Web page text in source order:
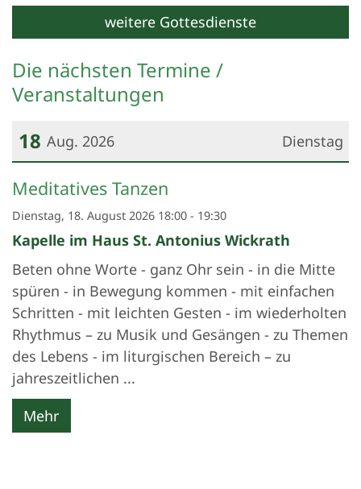
weitere Gottesdienste
Die nächsten Termine /
Veranstaltungen
Dienstag
18 Aug. 2026
Datum: 18. August 2026
Meditatives Tanzen
Dienstag, 18. August 2026 18:00 - 19:30
Kapelle im Haus St. Antonius Wickrath
Beten ohne Worte - ganz Ohr sein - in die Mitte
spüren - in Bewegung kommen - mit einfachen
Schritten - mit leichten Gesten - im wiederholten
Rhythmus – zu Musik und Gesängen - zu Themen
des Lebens - im liturgischen Bereich – zu
jahreszeitlichen ...
Mehr